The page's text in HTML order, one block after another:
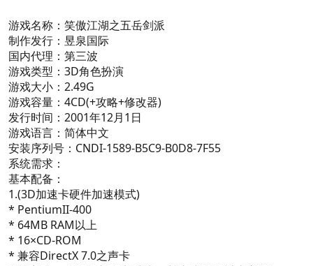
游戏名称：笑傲江湖之五岳剑派
制作发行：昱泉国际
国内代理：第三波
游戏类型：3D角色扮演
游戏大小：2.49G
游戏容量：4CD(+攻略+修改器)
发行时间：2001年12月1日
游戏语言：简体中文
安装序列号：CNDI-1589-B5C9-B0D8-7F55
系统需求：
基本配备：
1.(3D加速卡硬件加速模式)
* PentiumII-400
* 64MB RAM以上
* 16×CD-ROM
* 兼容DirectX 7.0之声卡